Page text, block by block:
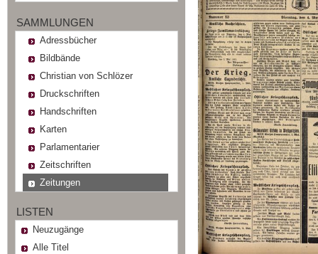
SAMMLUNGEN
Adressbücher
Bildbände
Christian von Schlözer
Druckschriften
Handschriften
Karten
Parlamentarier
Zeitschriften
Zeitungen
LISTEN
Neuzugänge
Alle Titel